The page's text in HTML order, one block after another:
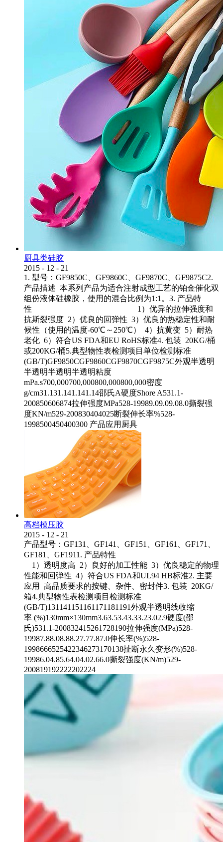
厨具类硅胶
2015 - 12 - 21
1. 型号：GF9850C、GF9860C、GF9870C、GF9875C2.
产品描述 本系列产品为适合注射成型工艺的铂金催化双
组份液体硅橡胶，使用的混合比例为1:1。3. 产品特
性 1）优异的拉伸强度和
抗斯裂强度 2）优良的回弹性 3）优良的热稳定性和耐
候性（使用的温度-60℃～250℃） 4）抗黄变 5）耐热
老化 6）符合US FDA和EU RoHS标准4. 包装 20KG/桶
或200KG/桶5.典型物性表检测项目单位检测标准
(GB/T)GF9850CGF9860CGF9870CGF9875C外观半透明
半透明半透明半透明粘度
mPa.s700,000700,000800,000800,000密度
g/cm31.131.141.141.14邵氏A硬度Shore A531.1-
200850606874拉伸强度MPa528-19989.09.09.08.0撕裂强
度KN/m529-200830404025断裂伸长率%528-
1998500450400300 产品应用厨具
高档模压胶
2015 - 12 - 21
产品型号：GF131、GF141、GF151、GF161、GF171、
GF181、GF1911. 产品特性
1）透明度高 2）良好的加工性能 3）优良稳定的物理
性能和回弹性 4）符合US FDA和UL94 HB标准2. 主要
应用 高品质要求的按键、杂件、密封件3. 包装 20KG/
箱4.典型物性表检测项目检测标准
(GB/T)131141151161171181191外观半透明线收缩
率 (%)130mm×130mm3.63.53.43.33.23.02.9硬度(邵
氏)531.1-200832415261728190拉伸强度(MPa)528-
19987.88.08.88.27.77.87.0伸长率(%)528-
1998666525422346273170138扯断永久变形(%)528-
19986.04.85.64.04.02.66.0撕裂强度(KN/m)529-
200819192222202224